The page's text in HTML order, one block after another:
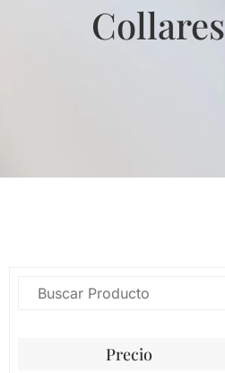
Collares
Precio